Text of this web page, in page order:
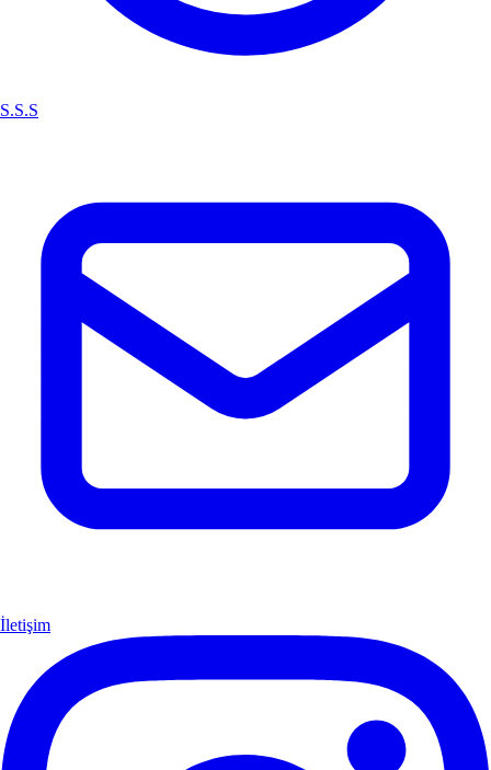
S.S.S
İletişim